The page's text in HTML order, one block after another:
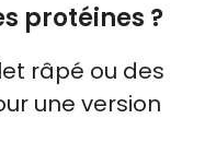
protéines ?
râpé ou des
une version